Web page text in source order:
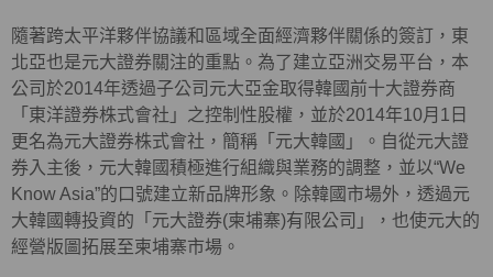
隨著跨太平洋夥伴協議和區域全面經濟夥伴關係的簽訂，東
北亞也是元大證券關注的重點。為了建立亞洲交易平台，本
公司於2014年透過子公司元大亞金取得韓國前十大證券商
「東洋證券株式會社」之控制性股權，並於2014年10月1日
更名為元大證券株式會社，簡稱「元大韓國」。自從元大證
券入主後，元大韓國積極進行組織與業務的調整，並以“We
Know Asia”的口號建立新品牌形象。除韓國市場外，透過元
大韓國轉投資的「元大證券(柬埔寨)有限公司」，也使元大的
經營版圖拓展至柬埔寨市場。